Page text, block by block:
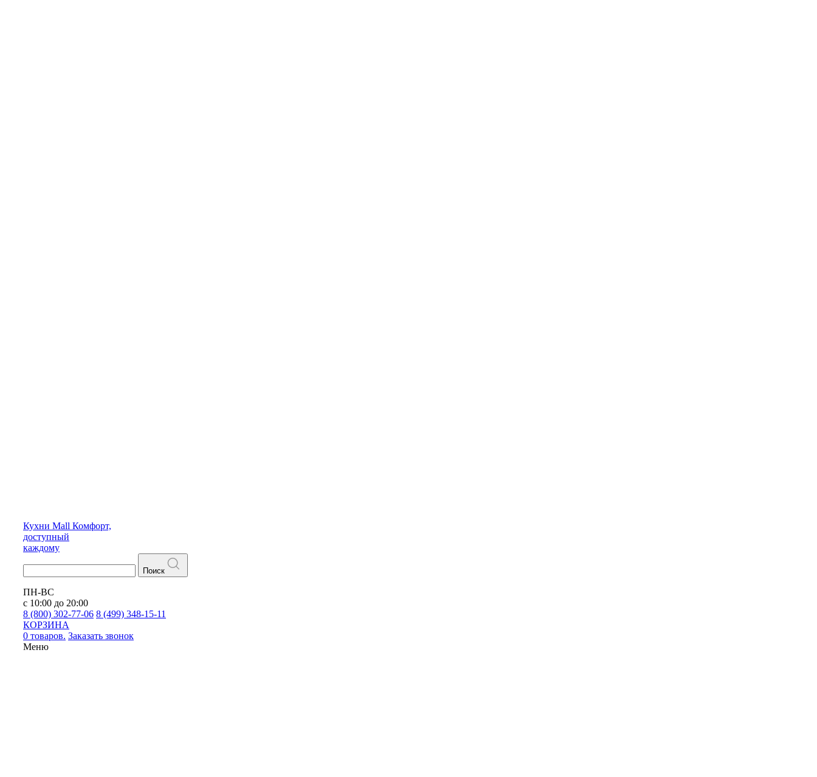
Кухни Mall Комфорт,
доступный
каждому
Поиск
ПН-ВС
с 10:00 до 20:00
8 (800) 302-77-06 8 (499) 348-15-11
КОРЗИНА
0 товаров. Заказать звонок
Меню